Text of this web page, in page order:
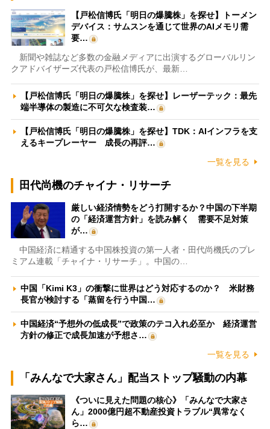
【戸松信博氏「明日の爆騰株」を探せ】トーメン
デバイス：サムスンを通じて世界のAIメモリ需
要…
新聞や雑誌など多数の金融メディアに出演するグローバルリン
クアドバイザーズ代表の戸松信博氏が、最新…
【戸松信博氏「明日の爆騰株」を探せ】レーザーテック：最先
端半導体の製造に不可欠な検査装…
【戸松信博氏「明日の爆騰株」を探せ】TDK：AIインフラを支
えるキープレーヤー 成長の再評…
一覧を見る
田代尚機のチャイナ・リサーチ
厳しい経済情勢をどう打開するか？中国の下半期
の「経済運営方針」を読み解く 需要不足対策
が…
中国経済に精通する中国株投資の第一人者・田代尚機氏のプレ
ミアム連載「チャイナ・リサーチ」。中国の…
中国「Kimi K3」の衝撃に世界はどう対応するのか？ 米財務
長官が検討する「蒸留を行う中国…
中国経済“予想外の低成長”で政策のテコ入れ必至か 経済運営
方針の修正で成長加速が予想さ…
一覧を見る
「みんなで大家さん」配当ストップ騒動の内幕
《ついに見えた問題の核心》「みんなで大家さ
ん」2000億円超不動産投資トラブル“異常なく
ら…